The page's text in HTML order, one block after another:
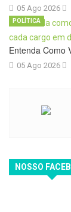
05 Ago 2026
Entenda Como
05 Ago 2026
POLÍTICA
NOSSO